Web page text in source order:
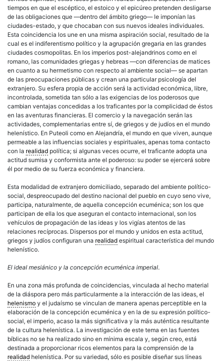
tiempos en que el escéptico, el estoico y el epicúreo pretenden desligarse
de las obligaciones que —dentro del ámbito griego— le imponían las
ciudades-estado, y que chocaban con sus nuevos ideales individuales.
Esta coincidencia los une en una misma aspiración social, resultado de la
cual es el indiferentismo político y la agrupación gregaria en las grandes
ciudades cosmopolitas. En los imperios post-alejandrinos como en el
romano, las comunidades griegas y hebreas —con diferencias de matices
en cuanto a su hermetismo con respecto al ambiente social— se apartan
de las preocupaciones públicas y crean una particular psicología del
extranjero. Su esfera propia de acción será la actividad económica, libre,
incontrolada, sometida tan sólo a las exigencias de los poderosos que
cambian ventajas concedidas a los traficantes por la complicidad de éstos
en las aventuras financieras. El comercio y la navegación serán las
actividades, complementarias entre sí, de griegos y de judíos en el mundo
helenístico. En Puteoli como en Alejandría, el mundo en que viven, aunque
permeable a las influencias sociales y espirituales, apenas toma contacto
con la realidad política; si algunas veces ocurre, el traficante adopta una
actitud sumisa y conformista ante el poderoso: su poder se ejercerá sobre
él por medio de su fuerza económica y financiera.
Esta modalidad de extranjero domiciliado, separado del ambiente político-
social, despreocupado del destino nacional del pueblo en cuyo seno vive,
participa, naturalmente, de aquella concepción ecuménica; son los que
participan de ella los que aseguran el contacto internacional, son los
vehículos de propagación de las ideas y los vigías atentos de las
relaciones recíprocas. Dispersos por el mundo y unidos en esta actitud,
griegos y judíos configuran una realidad espiritual característica del mundo
helenístico.
El ideal mesiánico y la concepción ecuménica imperial.
En una zona más profunda de coincidencias, vinculada al hecho material
de la diáspora pero más particularmente a la interacción de las ideas, el
helenismo y el judaísmo se vinculan de manera apenas perceptible en la
elaboración de la concepción ecuménica y en la de su expresión político-
social, el imperio, acaso la más significativa y la más auténtica resultante
de la cultura helenística. La investigación de este tema en las fuentes
bíblicas no se ha realizado sino en mínima escala y, según creo, está
destinada a proporcionar ricos elementos para la comprensión de la
realidad helenística. Por su variedad, sólo es posible diseñar sus líneas